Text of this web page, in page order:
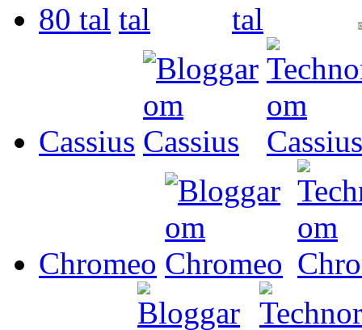
80 tal
Cassius
Chromeo